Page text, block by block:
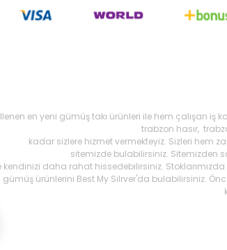
en yeni gümüş takı ürünleri ile hem çalışan iş
trabzon hasır,
kadar sizlere hizmet vermekteyiz. Sizleri hem
sitemizde bulabilirsiniz. Sitemizden
kendinizi daha rahat hissedebilirsiniz.
ürünlerini Best My Silrver'da bulabilirsiniz.